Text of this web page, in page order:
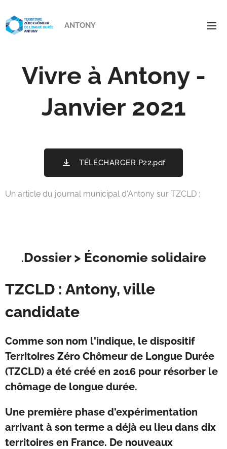
ANTONY
Vivre à Antony -
Janvier 2021
TÉLÉCHARGER P22.pdf
Un article du journal municipal d'Antony sur TZCLD :
.Dossier > Économie solidaire
TZCLD : Antony, ville
candidate
Comme son nom l'indique, le dispositif
Territoires Zéro Chômeur de Longue Durée
(TZCLD) a été créé en 2016 pour résorber le
chômage de longue durée.
Une première phase d'expérimentation
arrivant à son terme a déjà eu lieu dans dix
territoires en France. De nouveaux